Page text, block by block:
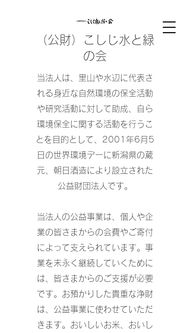
（公財）こしじ水と緑
の会
当法人は、里山や水辺に代表さ
れる身近な自然環境の保全活動
や研究活動に対して助成、自ら
環境保全に関する活動を行うこ
とを目的として、2001年6月5
日の世界環境デーに新潟県の蔵
元、朝日酒造により設立された
公益財団法人です。
当法人の公益事業は、個人や企
業の皆さまからの会費やご寄付
によって支えられています。事
業を末永く継続していくために
は、皆さまからのご支援が必要
です。お預かりした貴重な浄財
は、公益事業に使わせていただ
きます。おいしいお米、おいし